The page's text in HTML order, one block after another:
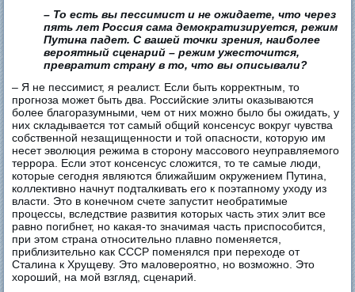
– То есть вы пессимист и не ожидаете, что через
пять лет Россия сама демократизируется, режим
Путина падет. С вашей точки зрения, наиболее
вероятный сценарий – режим ужесточится,
превратит страну в то, что вы описывали?
– Я не пессимист, я реалист. Если быть корректным, то
прогноза может быть два. Российские элиты оказываются
более благоразумными, чем от них можно было бы ожидать, у
них складывается тот самый общий консенсус вокруг чувства
собственной незащищенности и той опасности, которую им
несет эволюция режима в сторону массового неуправляемого
террора. Если этот консенсус сложится, то те самые люди,
которые сегодня являются ближайшим окружением Путина,
коллективно начнут подталкивать его к поэтапному уходу из
власти. Это в конечном счете запустит необратимые
процессы, вследствие развития которых часть этих элит все
равно погибнет, но какая-то значимая часть приспособится,
при этом страна относительно плавно поменяется,
приблизительно как СССР поменялся при переходе от
Сталина к Хрущеву. Это маловероятно, но возможно. Это
хороший, на мой взгляд, сценарий.